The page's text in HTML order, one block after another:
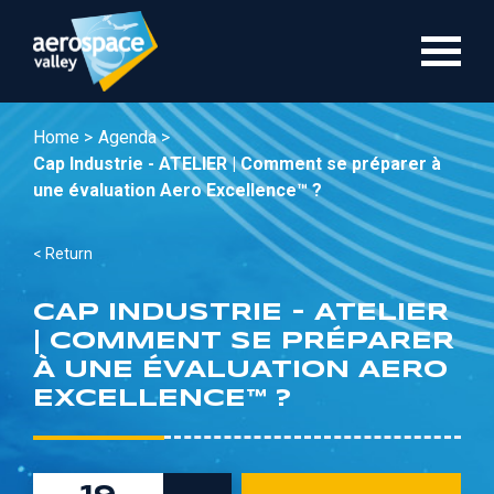
main
Home > Agenda >
Cap Industrie - ATELIER | Comment se préparer à
une évaluation Aero Excellence™ ?
< Return
CAP INDUSTRIE - ATELIER
| COMMENT SE PRÉPARER
À UNE ÉVALUATION AERO
EXCELLENCE™ ?